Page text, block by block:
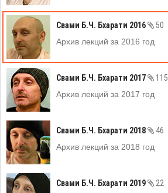
Свами Б.Ч. Бхарати 2016
50
Архив лекций за 2016 год
Свами Б.Ч. Бхарати 2017
115
Архив лекций за 2017 год
Свами Б.Ч. Бхарати 2018
46
Архив лекций за 2018 год
Свами Б.Ч. Бхарати 2019
22